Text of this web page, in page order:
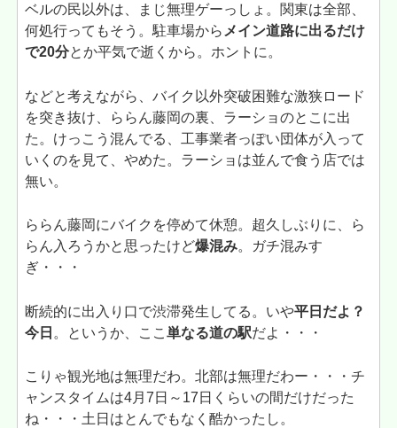
ベルの民以外は、まじ無理ゲーっしょ。関東は全部、
何処行ってもそう。駐車場から メイン道路に出るだけ
で20分とか平気で逝くから。ホントに。
などと考えながら、バイク以外突破困難な激狭ロード
を突き抜け、ららん藤岡の裏、ラーショのとこに出
た。けっこう混んでる、工事業者っぽい団体が入って
いくのを見て、やめた。ラーショは並んで食う店では
無い。
ららん藤岡にバイクを停めて休憩。超久しぶりに、ら
らん入ろうかと思ったけど爆混み。ガチ混みす
ぎ・・・
断続的に出入り口で渋滞発生してる。いや平日だよ？
今日 。というか、ここ単なる道の駅だよ・・・
こりゃ観光地は無理だわ。北部は無理だわー・・・チ
ャンスタイムは4月7日～17日くらいの間だけだった
ね・・・土日はとんでもなく酷かったし。